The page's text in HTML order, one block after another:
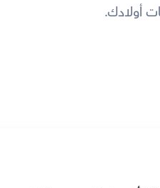
أولادك.